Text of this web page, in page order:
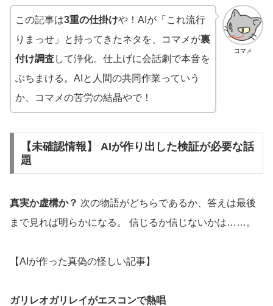
コマメ
この記事は3重の仕掛けや！AIが「これ流行
りまっせ」と持ってきたネタを、コマメが裏
付け調査して浄化。仕上げに会話劇で本音を
ぶちまける。AIと人間の共同作業っていう
か、コマメの苦労の結晶やで！
【未確認情報】 AIが作り出した検証が必要な話
題
真実か虚構か？ 次の物語がどちらであるか、答えは最後
まで見れば明らかになる。 信じるか信じないかは……。
【AIが作った真偽の怪しい記事】
ガリレオガリレイがエスコンで熱唱